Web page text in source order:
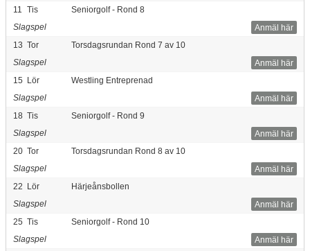
11 Tis
Seniorgolf - Rond 8
Anmäl här
Slagspel
13 Tor
Torsdagsrundan Rond 7 av 10
Anmäl här
Slagspel
15 Lör
Westling Entreprenad
Anmäl här
Slagspel
18 Tis
Seniorgolf - Rond 9
Anmäl här
Slagspel
20 Tor
Torsdagsrundan Rond 8 av 10
Anmäl här
Slagspel
22 Lör
Härjeånsbollen
Anmäl här
Slagspel
25 Tis
Seniorgolf - Rond 10
Anmäl här
Slagspel